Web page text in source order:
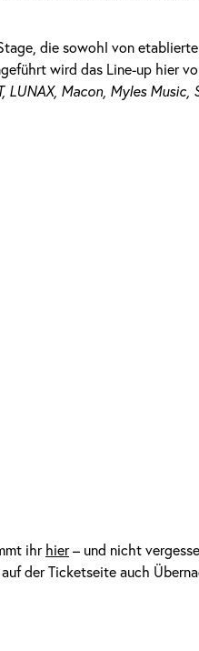
die sowohl von
wird das Line-up hier
LUNAX, Macon, Myles Music,
ihr hier– und nicht
der Ticketseite auch